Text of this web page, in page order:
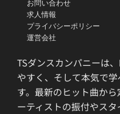
TSダンスカンパニーは
やすく、そして本気で
す。最新のヒット曲か
ーティストの振付やス
お問い合わせ
求人情報
プライバシーポリシー
運営会社